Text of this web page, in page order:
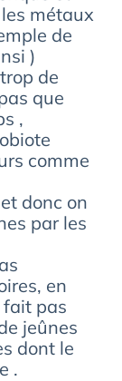
métaux
de
)
de
que
,
comme
donc on
par les
en
fait pas
jeûnes
dont le
.